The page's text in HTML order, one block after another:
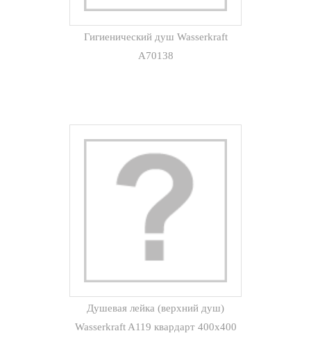
Гигиенический душ Wasserkraft
A70138
Душевая лейка (верхний душ)
Wasserkraft A119 квардарт 400х400